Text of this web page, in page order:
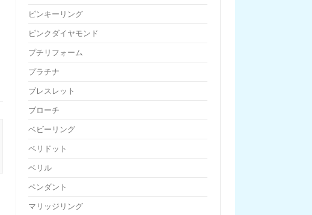
ピンキーリング
ピンクダイヤモンド
プチリフォーム
プラチナ
ブレスレット
ブローチ
ベビーリング
ペリドット
ベリル
ペンダント
マリッジリング